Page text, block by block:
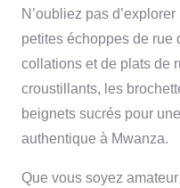
N’oubliez pas
petites échoppes de rue
collations et de plats de
croustillants, les
beignets sucrés pour
authentique à Mwanza.
Que vous soyez